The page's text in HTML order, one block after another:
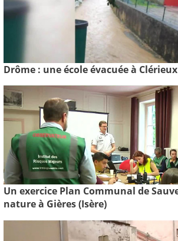
Drôme : une école évacuée à Clérieux
Un exercice Plan Communal de
nature à Gières (Isère)